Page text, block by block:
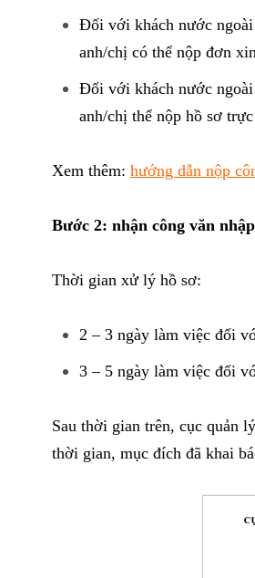
Đối với khách nước
anh/chị có thể nộp đơn
Đối với khách nước
anh/chị thể nộp hồ sơ
Xem thêm: hướng dẫn nộp
Bước 2: nhận công văn
Thời gian xử lý hồ sơ:
2 – 3 ngày làm việc đối
3 – 5 ngày làm việc đối
Sau thời gian trên, cục quản
thời gian, mục đích đã khai